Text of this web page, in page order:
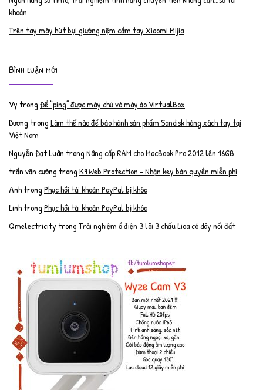
khoản
Trên tay máy hút bụi giường nệm cầm tay Xiaomi Mijia
Bình luận mới
Vy trongĐể “ping” được máy chủ và máy ảo VirtualBox
Dương trongLàm thế nào để bảo hành sản phẩm Sandisk hàng xách tay tại
Việt Nam
Nguyễn Đạt Luân trongNâng cấp RAM cho MacBook Pro 2012 lên 16GB
trần văn cường trongK9 Web Protection – Nhận key bản quyền miễn phí
AnhtrongPhục hồi tài khoản PayPal bị khóa
LinhtrongPhục hồi tài khoản PayPal bị khóa
Qmelectricity trongTrải nghiệm ổ điện 3 lõi 3 chấu Lioa có dây nối đất